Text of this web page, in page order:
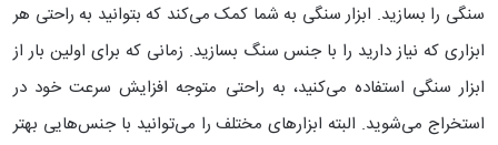
سنگی را بسازید. ابزار سنگی به شما کمک می‌کند که بتوانید به راحتی هر
ابزاری که نیاز دارید را با جنس سنگ بسازید. زمانی که برای اولین بار از
ابزار سنگی استفاده می‌کنید، به راحتی متوجه افزایش سرعت خود در
استخراج می‌شوید. البته ابزار‌های مختلف را می‌توانید با جنس‌هایی بهتر